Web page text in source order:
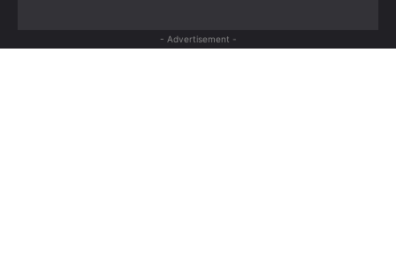
- Advertisement -